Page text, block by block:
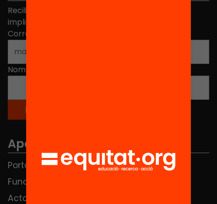
Recibe contenidos, iniciativas y proyectos para
implicarte.
Correo electrónico
Nombre
Apartados
Portada
Fundación
Actos
FAQS